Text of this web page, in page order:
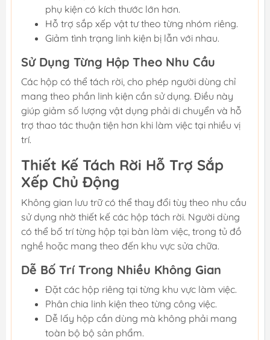
phụ kiện có kích thước lớn hơn.
Hỗ trợ sắp xếp vật tư theo từng nhóm riêng.
Giảm tình trạng linh kiện bị lẫn với nhau.
Sử Dụng Từng Hộp Theo Nhu Cầu
Các hộp có thể tách rời, cho phép người dùng chỉ
mang theo phần linh kiện cần sử dụng. Điều này
giúp giảm số lượng vật dụng phải di chuyển và hỗ
trợ thao tác thuận tiện hơn khi làm việc tại nhiều vị
trí.
Thiết Kế Tách Rời Hỗ Trợ Sắp
Xếp Chủ Động
Không gian lưu trữ có thể thay đổi tùy theo nhu cầu
sử dụng nhờ thiết kế các hộp tách rời. Người dùng
có thể bố trí từng hộp tại bàn làm việc, trong tủ đồ
nghề hoặc mang theo đến khu vực sửa chữa.
Dễ Bố Trí Trong Nhiều Không Gian
Đặt các hộp riêng tại từng khu vực làm việc.
Phân chia linh kiện theo từng công việc.
Dễ lấy hộp cần dùng mà không phải mang
toàn bộ bộ sản phẩm.